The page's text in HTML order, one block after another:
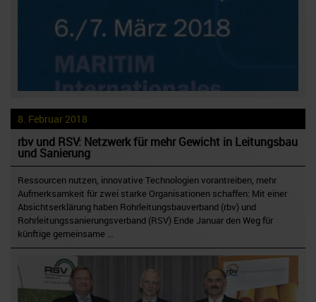
8. Februar 2018
rbv und RSV: Netzwerk für mehr Gewicht in Leitungsbau
und Sanierung
Ressourcen nutzen, innovative Technologien vorantreiben, mehr
Aufmerksamkeit für zwei starke Organisationen schaffen: Mit einer
Absichtserklärung haben Rohrleitungsbauverband (rbv) und
Rohrleitungssanierungsverband (RSV) Ende Januar den Weg für
künftige gemeinsame …